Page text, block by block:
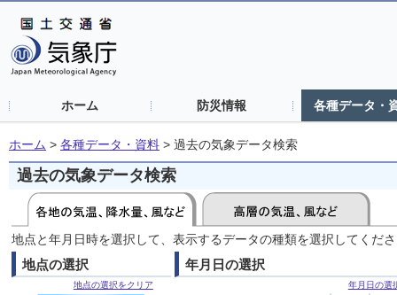
ホーム 防災情報 各種データ・
ホーム > 各種データ・資料 > 過去の気象データ検索
過去の気象データ検索
地点と年月日時を選択して、表示するデータの種類を選択してくだ
地点の選択
地点の選択をクリア
年月日の選択
年月日の選